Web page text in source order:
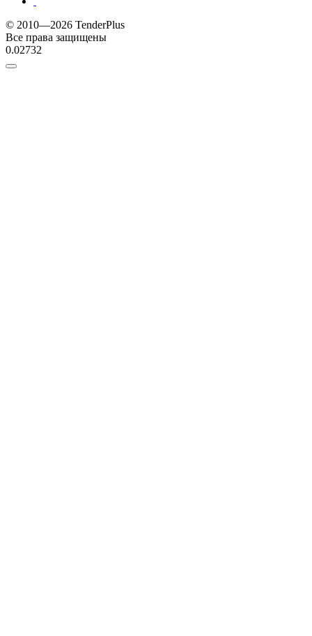
© 2010—2026 TenderPlus
Все права защищены
0.02732